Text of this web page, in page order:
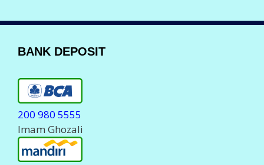
BANK DEPOSIT
200 980 5555
Imam Ghozali